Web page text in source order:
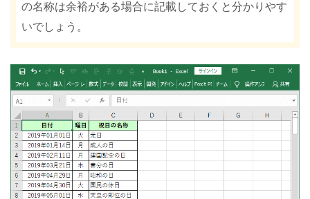
の名称は余裕がある場合に記載しておくと分かりやす
いでしょう。